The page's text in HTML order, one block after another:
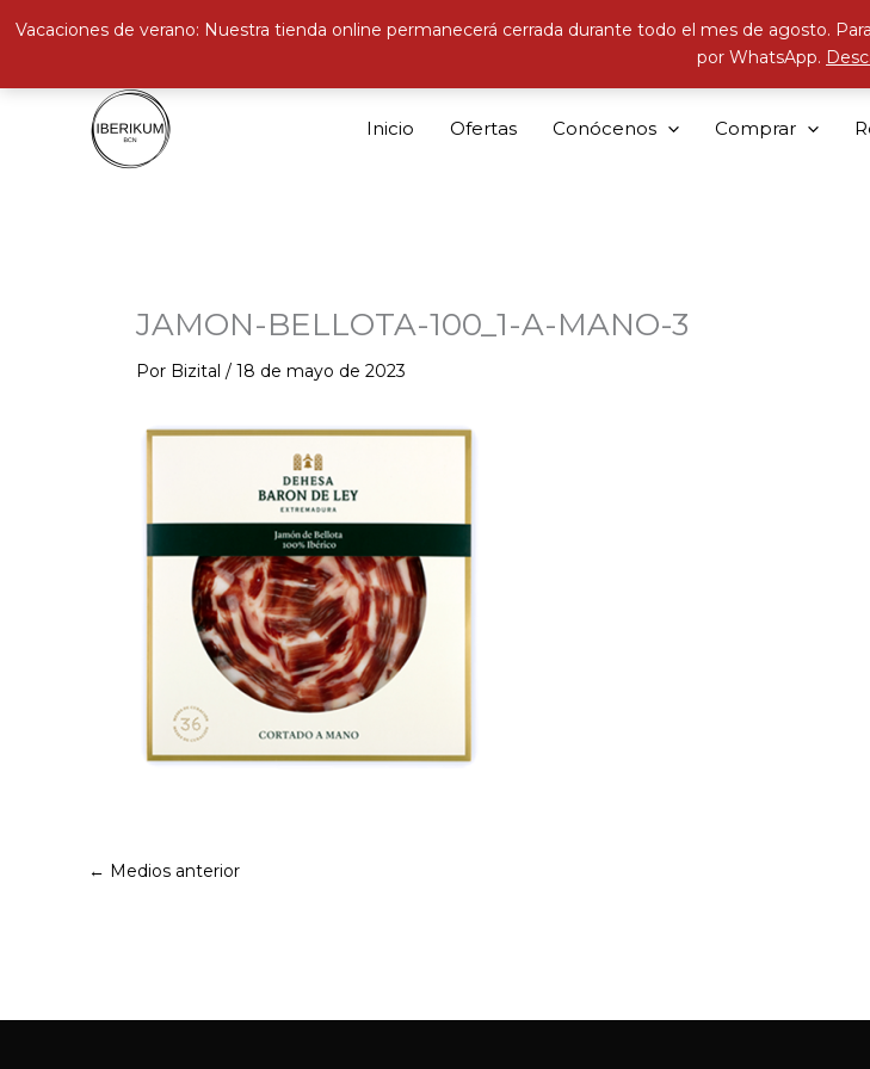
Vacaciones de verano: Nuestra tienda online permanecerá cerrada durante todo el mes de agosto.
por WhatsApp.
Inicio Ofertas Conócenos Comprar
JAMON-BELLOTA-100_1-A-MANO-3
Por Bizital / 18 de mayo de 2023
← Medios anterior